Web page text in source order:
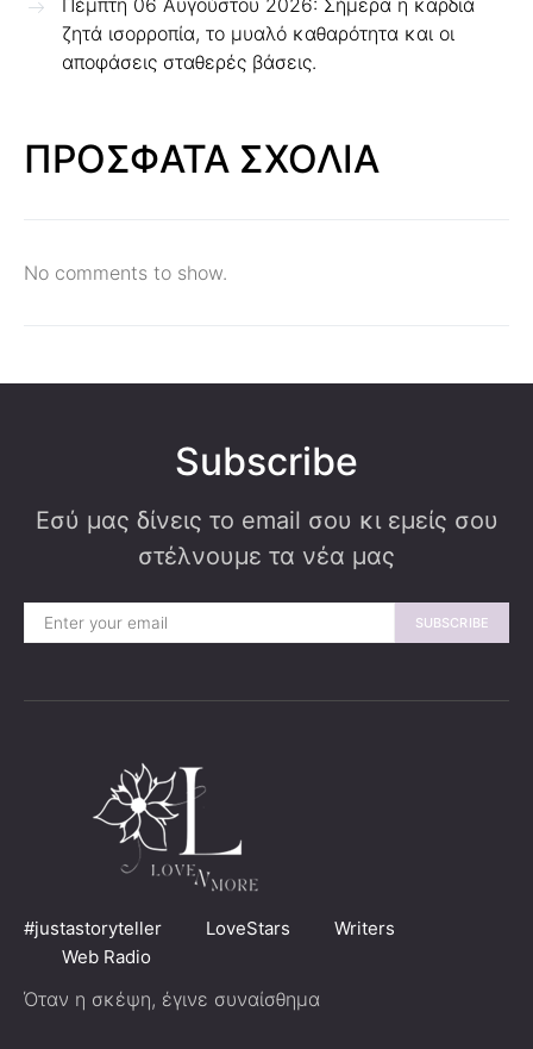
Πέμπτη 06 Αυγούστου 2026: Σήμερα η καρδιά
ζητά ισορροπία, το μυαλό καθαρότητα και οι
αποφάσεις σταθερές βάσεις.
ΠΡΟΣΦΑΤΑ ΣΧΟΛΙΑ
No comments to show.
Subscribe
Εσύ μας δίνεις το email σου κι εμείς σου
στέλνουμε τα νέα μας
SUBSCRIBE
#justastoryteller LoveStars
Writers
Web Radio
Όταν η σκέψη, έγινε συναίσθημα